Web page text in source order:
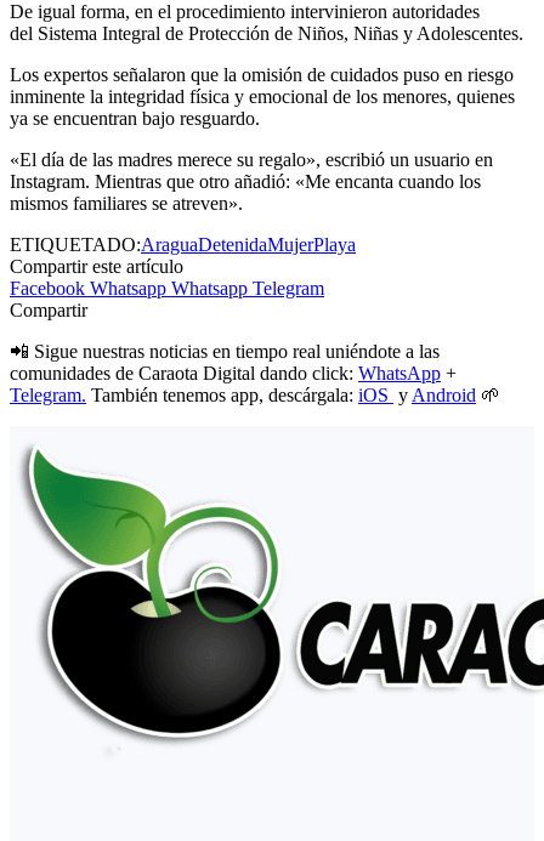
De igual forma, en el procedimiento intervinieron autoridades
del Sistema Integral de Protección de Niños, Niñas y Adolescentes.
Los expertos señalaron que la omisión de cuidados puso en riesgo
inminente la integridad física y emocional de los menores, quienes
ya se encuentran bajo resguardo.
«El día de las madres merece su regalo», escribió un usuario en
Instagram. Mientras que otro añadió: «Me encanta cuando los
mismos familiares se atreven».
ETIQUETADO:AraguaDetenidaMujerPlaya
Compartir este artículo
Facebook Whatsapp Whatsapp Telegram
Compartir
📲 Sigue nuestras noticias en tiempo real uniéndote a las
comunidades de Caraota Digital dando click: WhatsApp +
Telegram. También tenemos app, descárgala: iOS yAndroid 🌱